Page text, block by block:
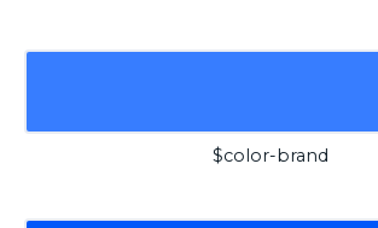
$color-brand